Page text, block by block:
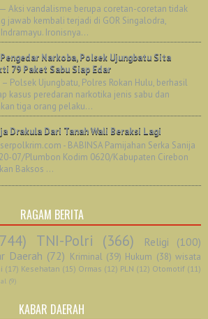
Aksi vandalisme berupa coretan-coretan tidak
jawab kembali terjadi di GOR Singalodra,
Ironisnya...
Narkoba, Polsek Ujungbatu Sita
79 Paket Sabu Siap Edar
– Polsek Ujungbatu, Polres Rokan Hulu, berhasil
kasus peredaran narkotika jenis sabu dan
tiga orang pelaku...
Drakula Dari Tanah Wali Beraksi Lagi
- BABINSA Pamijahan Serka Sanija
07/Plumbon Kodim 0620/Kabupaten Cirebon
Baksos ...
RAGAM BERITA
TNI-Polri (366) Religi
(100)
Daerah (72) Kriminal (39) Hukum (38) wisata
(17) Kesehatan (15) Ormas (12) PLN (12) Otomotif (11)
(9)
KABAR DAERAH